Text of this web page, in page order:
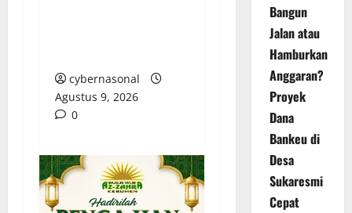
cybernasonal
Agustus 9, 2026
0
Bangun
Jalan atau
Hamburkan
Anggaran?
Proyek
Dana
Bankeu di
Desa
Sukaresmi
Cepat